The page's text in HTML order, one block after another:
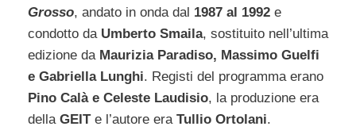
Grosso, andato in onda dal 1987 al 1992 e
condotto da Umberto Smaila, sostituito nell’ultima
edizione da Maurizia Paradiso, Massimo Guelfi
e Gabriella Lunghi. Registi del programma erano
Pino Calà e Celeste Laudisio, la produzione era
della GEITe l’autore era Tullio Ortolani.